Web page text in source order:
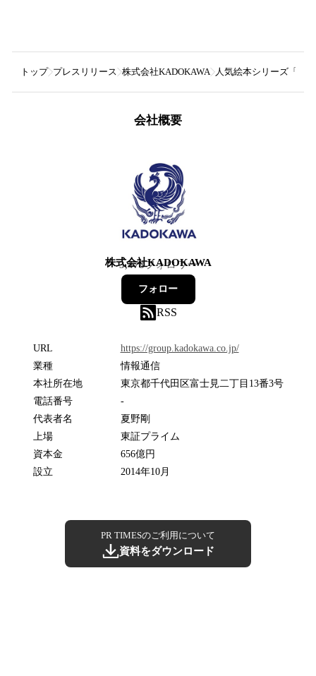
トップ プレスリリース 株式会社KADOKAWA 人気絵本シリーズ「パ
会社概要
株式会社KADOKAWA
3,478フォロワー
フォロー
RSS
URL
https://group.kadokawa.co.jp/
業種
情報通信
本社所在地
東京都千代田区富士見二丁目13番3号
電話番号
-
代表者名
夏野剛
上場
東証プライム
資本金
656億円
設立
2014年10月
PR TIMESのご利用について
資料をダウンロード